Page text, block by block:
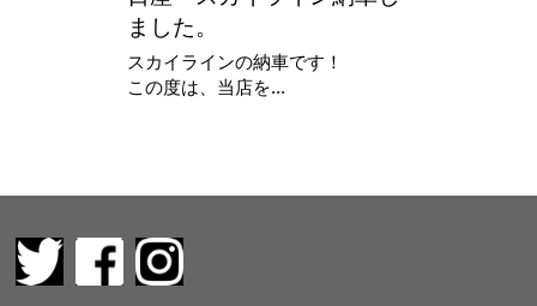
ました。
スカイラインの納車です！
この度は、当店を...